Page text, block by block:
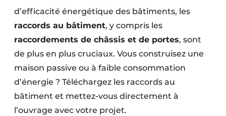
d’efficacité énergétique des bâtiments, les
raccords au bâtiment, y compris les
raccordements de châssis et de portes, sont
de plus en plus cruciaux. Vous construisez une
maison passive ou à faible consommation
d’énergie ? Téléchargez les raccords au
bâtiment et mettez-vous directement à
l’ouvrage avec votre projet.